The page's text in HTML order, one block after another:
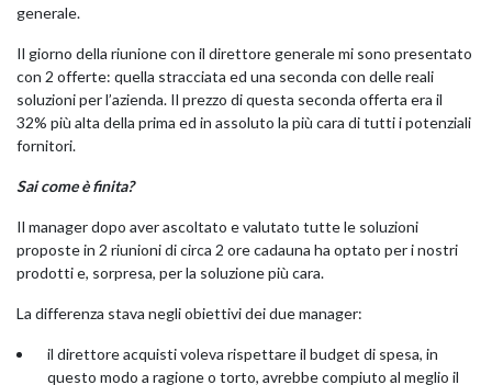
generale.
Il giorno della riunione con il direttore generale mi sono presentato
con 2 offerte: quella stracciata ed una seconda con delle reali
soluzioni per l’azienda. Il prezzo di questa seconda offerta era il
32% più alta della prima ed in assoluto la più cara di tutti i potenziali
fornitori.
Sai come è finita?
Il manager dopo aver ascoltato e valutato tutte le soluzioni
proposte in 2 riunioni di circa 2 ore cadauna ha optato per i nostri
prodotti e, sorpresa, per la soluzione più cara.
La differenza stava negli obiettivi dei due manager:
il direttore acquisti voleva rispettare il budget di spesa, in
questo modo a ragione o torto, avrebbe compiuto al meglio il